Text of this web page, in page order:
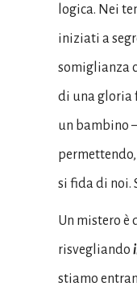
logica. Nei
iniziati a
somiglianza
di una gloria
un bambino
si fida di noi.
Un mistero è
risvegliando
stiamo